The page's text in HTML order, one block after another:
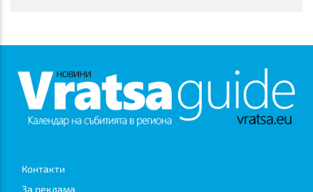
Контакти
За реклама